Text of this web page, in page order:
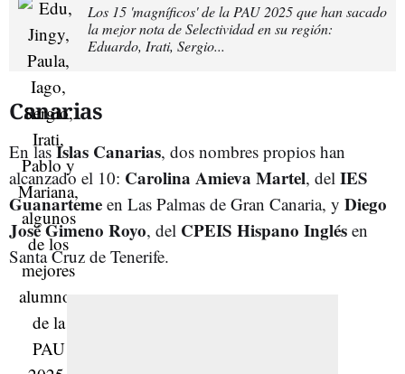
Los 15 'magníficos' de la PAU 2025 que han sacado
la mejor nota de Selectividad en su región:
Eduardo, Irati, Sergio...
Canarias
En lasIslas Canarias, dos nombres propios han
alcanzado el 10: Carolina Amieva Martel, del IES
Guanarteme en Las Palmas de Gran Canaria, y Diego
José Gimeno Royo, del CPEIS Hispano Inglés en
Santa Cruz de Tenerife.